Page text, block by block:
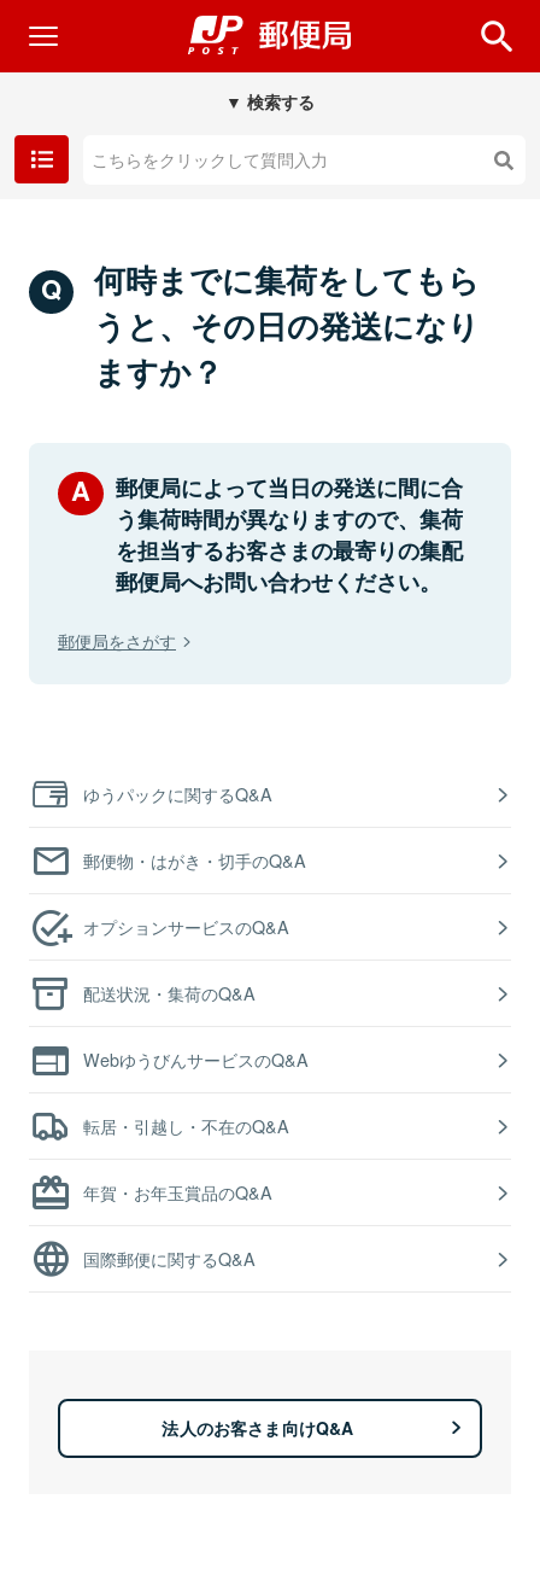
▼ 検索する
何時までに集荷をしてもら
うと、その日の発送になり
ますか？
郵便局によって当日の発送に間に合
う集荷時間が異なりますので、集荷
を担当するお客さまの最寄りの集配
郵便局へお問い合わせください。
郵便局をさがす
ゆうパックに関するQ&A
郵便物・はがき・切手のQ&A
オプションサービスのQ&A
配送状況・集荷のQ&A
WebゆうびんサービスのQ&A
転居・引越し・不在のQ&A
年賀・お年玉賞品のQ&A
国際郵便に関するQ&A
法人のお客さま向けQ&A